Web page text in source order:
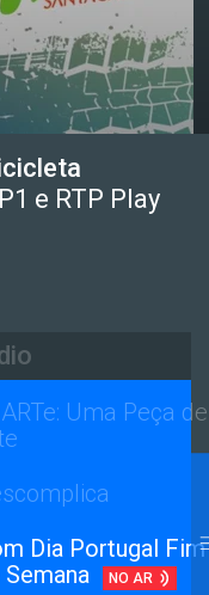
e RTP Play
Democracia -
da Ciência
Uma Peça de
Dia Portugal Fim
Semana
NO AR